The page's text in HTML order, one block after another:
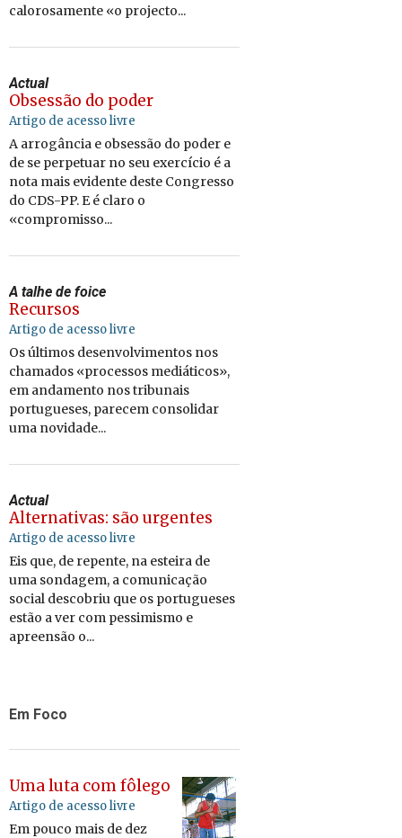
calorosamente «o projecto...
Actual
Obsessão do poder
Artigo de acesso livre
A arrogância e obsessão do poder e
de se perpetuar no seu exercício é a
nota mais evidente deste Congresso
do CDS-PP. E é claro o
«compromisso...
A talhe de foice
Recursos
Artigo de acesso livre
Os últimos desenvolvimentos nos
chamados «processos mediáticos»,
em andamento nos tribunais
portugueses, parecem consolidar
uma novidade...
Actual
Alternativas: são urgentes
Artigo de acesso livre
Eis que, de repente, na esteira de
uma sondagem, a comunicação
social descobriu que os portugueses
estão a ver com pessimismo e
apreensão o...
Em Foco
Uma luta com fôlego
Artigo de acesso livre
Em pouco mais de dez